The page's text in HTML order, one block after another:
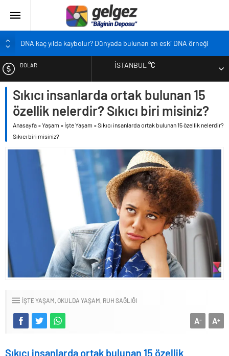
DNA kaç yılda kaybolur? Dünyada bulunan en eski DNA örneği
Pandemi bebekleri neden diğer bebeklerden farklı?
Siyah çay içmek ölüm riskini azaltıyor
Çocukların boyu artık önceden belirlenebilecek
DOLAR
EURO
ALTIN
İSTANBUL°C
Sıkıcı insanlarda ortak bulunan 15
özellik nelerdir? Sıkıcı biri misiniz?
Anasayfa »Yaşam » İşte Yaşam »Sıkıcı insanlarda ortak bulunan 15 özellik nelerdir?
Sıkıcı biri misiniz?
İŞTE YAŞAM OKULDA YAŞAM RUH SAĞLIĞI
A+
A-
Sıkıcı insanlarda ortak bulunan 15 özellik